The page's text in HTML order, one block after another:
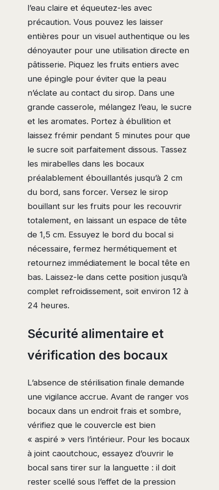
l’eau claire et équeutez-les avec
précaution. Vous pouvez les laisser
entières pour un visuel authentique ou les
dénoyauter pour une utilisation directe en
pâtisserie. Piquez les fruits entiers avec
une épingle pour éviter que la peau
n’éclate au contact du sirop. Dans une
grande casserole, mélangez l’eau, le sucre
et les aromates. Portez à ébullition et
laissez frémir pendant 5 minutes pour que
le sucre soit parfaitement dissous. Tassez
les mirabelles dans les bocaux
préalablement ébouillantés jusqu’à 2 cm
du bord, sans forcer. Versez le sirop
bouillant sur les fruits pour les recouvrir
totalement, en laissant un espace de tête
de 1,5 cm. Essuyez le bord du bocal si
nécessaire, fermez hermétiquement et
retournez immédiatement le bocal tête en
bas. Laissez-le dans cette position jusqu’à
complet refroidissement, soit environ 12 à
24 heures.
Sécurité alimentaire et
vérification des bocaux
L’absence de stérilisation finale demande
une vigilance accrue. Avant de ranger vos
bocaux dans un endroit frais et sombre,
vérifiez que le couvercle est bien
« aspiré » vers l’intérieur. Pour les bocaux
à joint caoutchouc, essayez d’ouvrir le
bocal sans tirer sur la languette : il doit
rester scellé sous l’effet de la pression